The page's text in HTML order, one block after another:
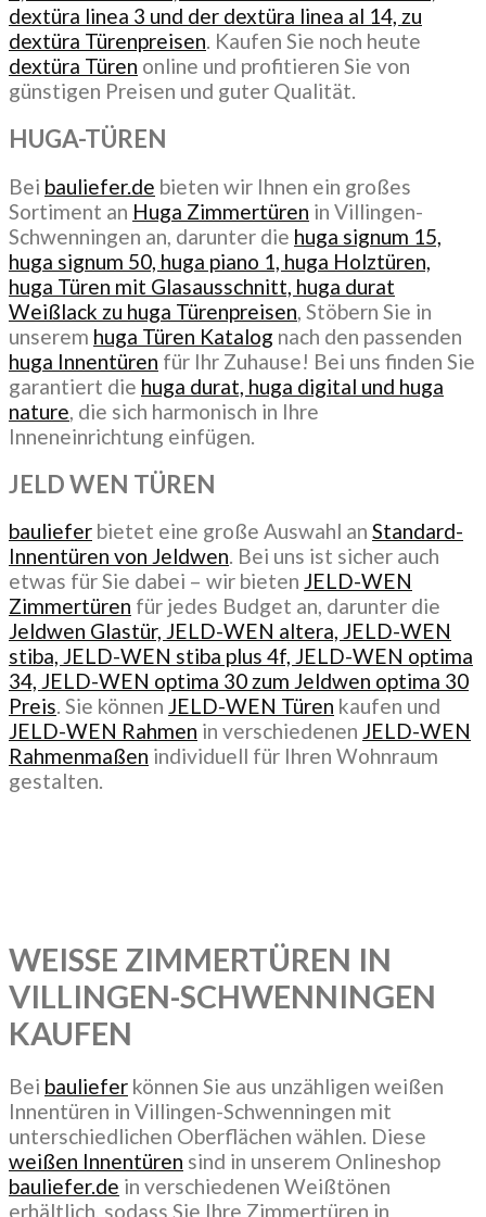
dextüra linea 3 und der dextüra linea al 14, zu
dextüra Türenpreisen. Kaufen Sie noch heute
dextüra Türen online und profitieren Sie von
günstigen Preisen und guter Qualität.
HUGA-TÜREN
Bei bauliefer.de bieten wir Ihnen ein großes
Sortiment an Huga Zimmertüren in Villingen-
Schwenningen an, darunter die huga signum 15,
huga signum 50, huga piano 1, huga Holztüren,
huga Türen mit Glasausschnitt, huga durat
Weißlack zu huga Türenpreisen, Stöbern Sie in
unserem huga Türen Katalog nach den passenden
huga Innentüren für Ihr Zuhause! Bei uns finden Sie
garantiert die huga durat, huga digital und huga
nature, die sich harmonisch in Ihre
Inneneinrichtung einfügen.
JELD WEN TÜREN
bauliefer bietet eine große Auswahl an Standard-
Innentüren von Jeldwen. Bei uns ist sicher auch
etwas für Sie dabei – wir bieten JELD-WEN
Zimmertüren für jedes Budget an, darunter die
Jeldwen Glastür, JELD-WEN altera, JELD-WEN
stiba, JELD-WEN stiba plus 4f, JELD-WEN optima
34, JELD-WEN optima 30 zum Jeldwen optima 30
Preis. Sie können JELD-WEN Türen kaufen und
JELD-WEN Rahmen in verschiedenen JELD-WEN
Rahmenmaßen individuell für Ihren Wohnraum
gestalten.
WEISSE ZIMMERTÜREN IN
VILLINGEN-SCHWENNINGEN
KAUFEN
Bei bauliefer können Sie aus unzähligen weißen
Innentüren in Villingen-Schwenningen mit
unterschiedlichen Oberflächen wählen. Diese
weißen Innentüren sind in unserem Onlineshop
bauliefer.de in verschiedenen Weißtönen
erhältlich, sodass Sie Ihre Zimmertüren in